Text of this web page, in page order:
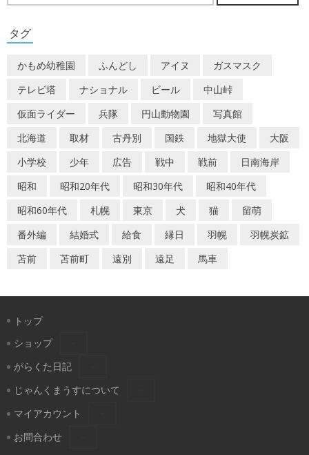
ー
シ
ョ
ン
タグ
かもめ幼稚園 ふんどし アイヌ
ガスマスク
テレビ塔
ナショナル ビール
中山峠
仮面ライダー
兵隊 円山動物園
写真館
北海道
取材 古丹別 国鉄 地獄大使
大阪
小学校
少年 広告 戦中 戦前
日南海岸
昭和
昭和20年代 昭和30年代
昭和40年代
昭和60年代
札幌 東京 犬 猫
留萌
番外編
結婚式 給食 縁日 羽幌
羽幌炭鉱
苫前
苫前町 遠別 遠足 馬車
トップ
ショップ
がらくた日記
じゃんくまうすについて
マイアカウント
お問合わせ